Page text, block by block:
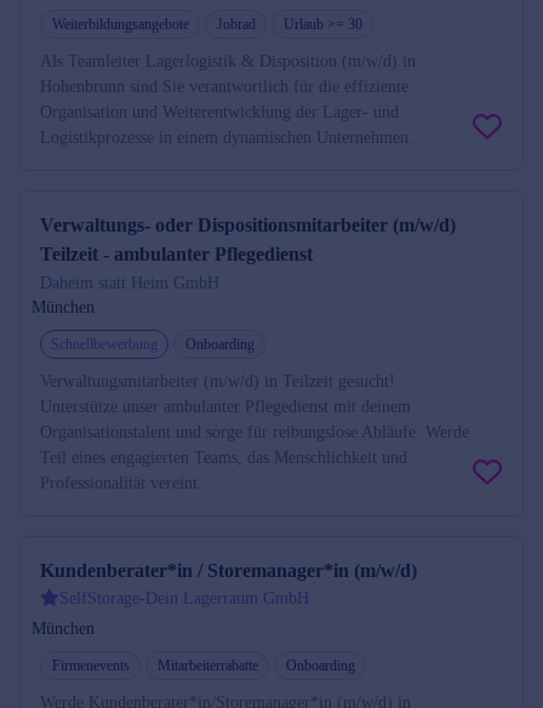
Weiterbildungsangebote Jobrad Urlaub >= 30
Als Teamleiter Lagerlogistik & Disposition (m/w/d) in
Hohenbrunn sind Sie verantwortlich für die effiziente
Organisation und Weiterentwicklung der Lager- und
Logistikprozesse in einem dynamischen Unternehmen.
Verwaltungs- oder Dispositionsmitarbeiter (m/w/d)
Teilzeit - ambulanter Pflegedienst
Daheim statt Heim GmbH
München
Schnellbewerbung Onboarding
Verwaltungsmitarbeiter (m/w/d) in Teilzeit gesucht!
Unterstütze unser ambulanter Pflegedienst mit deinem
Organisationstalent und sorge für reibungslose Abläufe. Werde
Teil eines engagierten Teams, das Menschlichkeit und
Professionalität vereint.
Kundenberater*in / Storemanager*in (m/w/d)
SelfStorage-Dein Lagerraum GmbH
München
Firmenevents Mitarbeiterrabatte Onboarding
Werde Kundenberater*in/Storemanager*in (m/w/d) in